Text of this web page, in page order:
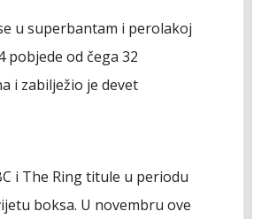
u superbantam i perolakoj
od čega 32
i zabilježio je devet
i The Ring titule u periodu
boksa. U novembru ove